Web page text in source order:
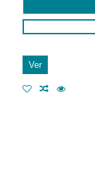
Ver